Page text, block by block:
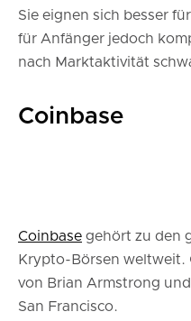
Sie eignen sich besser
für Anfänger jedoch
nach Marktaktivität
Coinbase
Coinbase gehört zu den
Krypto-Börsen weltweit.
von Brian Armstrong
San Francisco.